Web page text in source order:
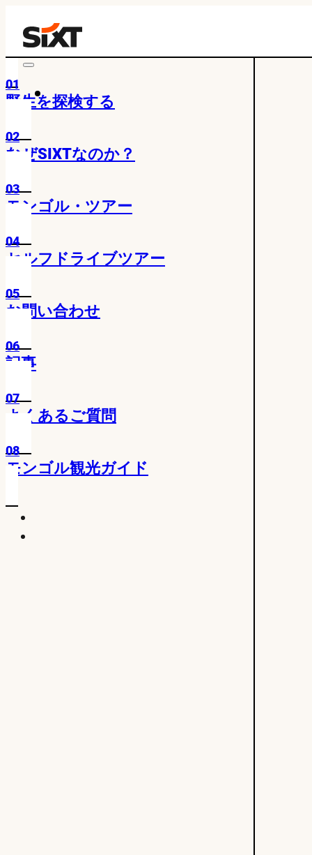
01
野生を探検する
02
なぜSIXTなのか？
03
モンゴル・ツアー
04
セルフドライブツアー
05
お問い合わせ
06
記事
07
よくあるご質問
08
モンゴル観光ガイド